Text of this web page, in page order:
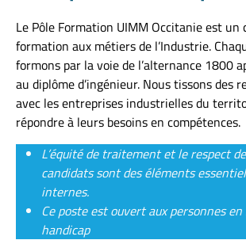
Le Pôle Formation UIMM Occitanie est un
formation aux métiers de l’Industrie.
formons par la voie de l’alternance 1800
au diplôme d’ingénieur. Nous tissons des
avec les entreprises industrielles du
répondre à leurs besoins en compétences.
L’équité de traitement et le respect
candidats sont des éléments
internes.
Ce poste est ouvert aux personnes
handicap